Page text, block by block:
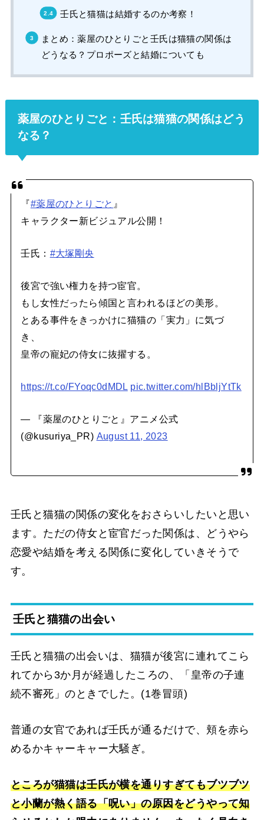
壬氏と猫猫は結婚するのか考察！
まとめ：薬屋のひとりごと壬氏は猫猫の関係は
どうなる？プロポーズと結婚についても
薬屋のひとりごと：壬氏は猫猫の関係はどう
なる？
『#薬屋のひとりごと 』
キャラクター新ビジュアル公開！
壬氏： #大塚剛央
後宮で強い権力を持つ宦官。
もし女性だったら傾国と言われるほどの美形。
とある事件をきっかけに猫猫の「実力」に気づ
き、
皇帝の寵妃の侍女に抜擢する。
https://t.co/FYoqc0dMDL pic.twitter.com/hlBbljYtTk
— 『薬屋のひとりごと』アニメ公式
(@kusuriya_PR) August 11, 2023
壬氏と猫猫の関係の変化をおさらいしたいと思い
ます。ただの侍女と宦官だった関係は、どうやら
恋愛や結婚を考える関係に変化していきそうで
す。
壬氏と猫猫の出会い
壬氏と猫猫の出会いは、猫猫が後宮に連れてこら
れてから3か月が経過したころの、「皇帝の子連
続不審死」のときでした。(1巻冒頭)
普通の女官であれば壬氏が通るだけで、頬を赤ら
めるかキャーキャー大騒ぎ。
ところが猫猫は壬氏が横を通りすぎてもブツブツ
と小蘭が熱く語る「呪い」の原因をどうやって知